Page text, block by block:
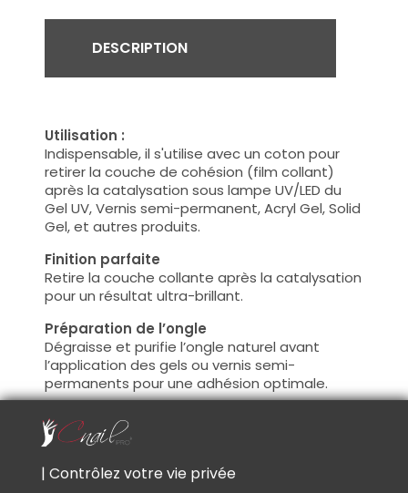
DESCRIPTION
Utilisation :
Indispensable, il s'utilise avec un coton pour
retirer la couche de cohésion (film collant)
après la catalysation sous lampe UV/LED du
Gel UV, Vernis semi-permanent, Acryl Gel, Solid
Gel, et autres produits.
Finition parfaite
Retire la couche collante après la catalysation
pour un résultat ultra-brillant.
Préparation de l’ongle
Dégraisse et purifie l’ongle naturel avant
l’application des gels ou vernis semi-
permanents pour une adhésion optimale.
Nettoyage multi-usage
Idéal pour entretenir pinceaux, outils et
surfaces de travail, garantissant une hygiène
irréprochable.
| Contrôlez votre vie privée